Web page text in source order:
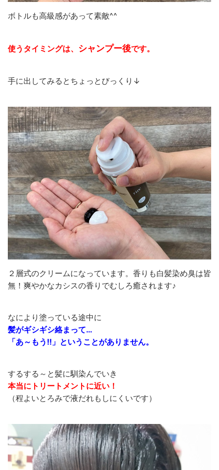
ボトルも高級感があって素敵^^
使うタイミングは、 シャンプー後です。
手に出してみるとちょっとびっくり↓
２層式のクリームになっています。香りも白髪染め臭は皆
無！爽やかなカシスの香りでむしろ癒されます♪
なにより塗っている途中に
髪がギシギシ絡まって…
「あ～もう!!」ということがありません。
するする～と髪に馴染んでいき
本当にトリートメントに近い！
（程よいとろみで液だれもしにくいです）